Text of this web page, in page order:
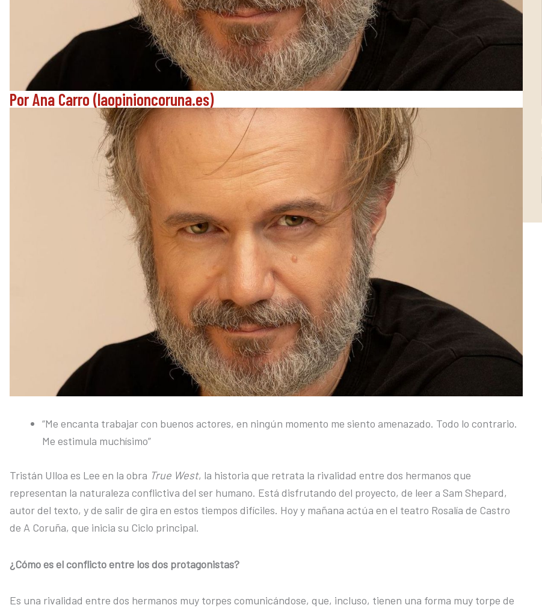
Por Ana Carro (laopinioncoruna.es)
“Me encanta trabajar con buenos actores, en ningún momento me siento amenazado. Todo lo contrario.
Me estimula muchísimo”
Tristán Ulloa es Lee en la obra True West, la historia que retrata la rivalidad entre dos hermanos que
representan la naturaleza conflictiva del ser humano. Está disfrutando del proyecto, de leer a Sam Shepard,
autor del texto, y de salir de gira en estos tiempos difíciles. Hoy y mañana actúa en el teatro Rosalía de Castro
de A Coruña, que inicia su Ciclo principal.
¿Cómo es el conflicto entre los dos protagonistas?
Es una rivalidad entre dos hermanos muy torpes comunicándose, que, incluso, tienen una forma muy torpe de